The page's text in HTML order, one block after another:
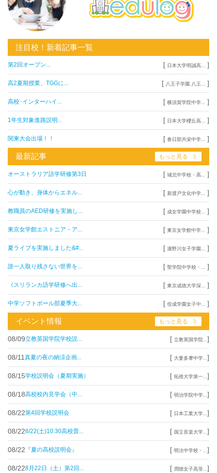
注目校！新着記事一覧
第2回オープン... [ 日本大学明誠高... ]
高2夏期授業、TGGに... [ 八王子学園 八王... ]
高校･インターハイ... [ 横須賀学院中学... ]
1年生対象進路説明... [ 日本大学櫻丘高... ]
関東大会出場！！ [ 春日部共栄中学... ]
最新記事 もっと見る
オーストラリア語学研修第3日 [ 城北中学校・高... ]
心が動き、身体からエネル... [ 新渡戸文化中学... ]
教職員のAED研修を実施し... [ 成女学園中学校... ]
東京女学館エストニア・ア... [ 東京女学館中学... ]
夏ライブを実施しました&#... [ 瀧野川女子学園... ]
誰一人取り残さない世界を... [ 聖学院中学校・... ]
《スリランカ語学研修へ出... [ 東京成徳大学深... ]
中学ソフトボール部夏季大... [ 佼成学園女子中... ]
イベント情報 もっと見る
08/09立教英国学院学校説... [ 立教英国学院... ]
08/11 真夏の夜の納涼企画... [ 大妻多摩中学... ]
08/15学校説明会（夏期実施） [ 拓殖大学第一... ]
08/18高校校内見学会（中... [ 明治学院中学... ]
08/22第4回学校説明会 [ 日本工業大学... ]
08/228/22(土)10:30高校普... [ 国立音楽大学... ]
08/22 『夏の高校説明会』 [ 明法中学校・... ]
08/228月22日（土）第2回... [ 潤徳女子高等... ]